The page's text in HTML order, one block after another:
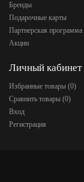
Бренды
Подарочные карты
Партнерская программа
Акции
Личный кабинет
Избранные товары (0)
Сравнить товары (0)
Вход
Регистрация